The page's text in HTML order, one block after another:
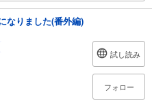
なりました(番外編)
試し読み
フォロー